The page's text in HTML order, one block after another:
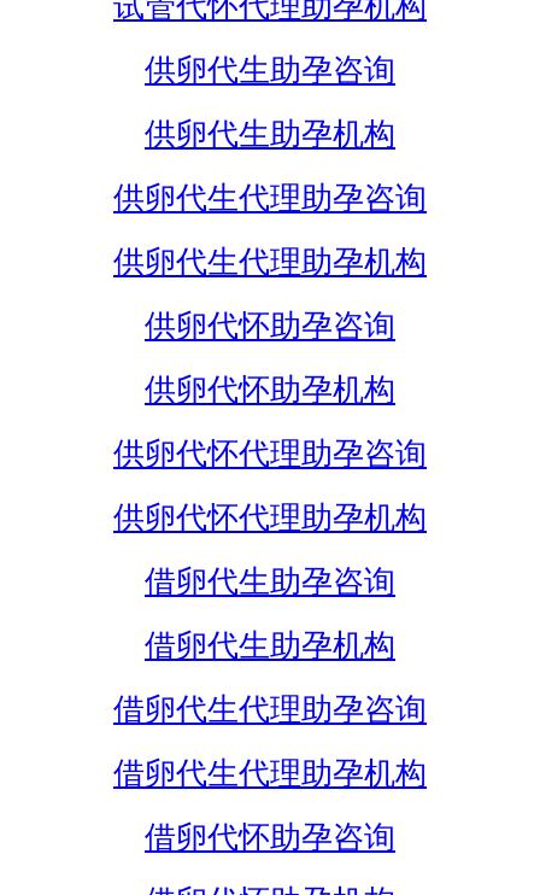
供卵代生助孕咨询
供卵代生助孕机构
供卵代生代理助孕咨询
供卵代生代理助孕机构
供卵代怀助孕咨询
供卵代怀助孕机构
供卵代怀代理助孕咨询
供卵代怀代理助孕机构
借卵代生助孕咨询
借卵代生助孕机构
借卵代生代理助孕咨询
借卵代生代理助孕机构
借卵代怀助孕咨询